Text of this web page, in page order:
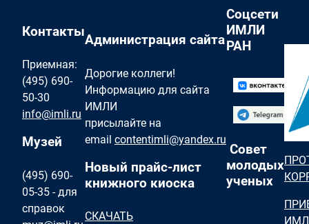
Контакты
Приемная:
(495) 690-
50-30
info@imli.ru
Музей
(495) 690-
05-35 - для
справок
Администрация сайта
Дорогие коллеги!
Информацию для сайта
ИМЛИ
присылайте на
email contentimli@yandex.ru
Новый прайс-лист
книжного киоска
СКАЧАТЬ
Соцсети
ИМЛИ
РАН
Совет
молодых
ученых